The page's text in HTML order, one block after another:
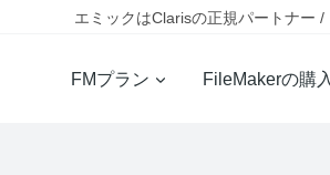
エミックはClarisの正規パートナー /
FMプラン FileMakerの購入